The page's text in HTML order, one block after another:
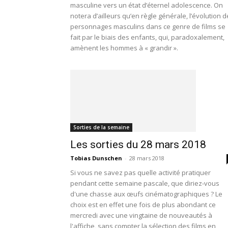
masculine vers un état d’éternel adolescence. On
notera d’ailleurs qu’en règle générale, l’évolution
personnages masculins dans ce genre de films se
fait par le biais des enfants, qui, paradoxalement,
amènent les hommes à « grandir ».
Sorties de la semaine
Les sorties du 28 mars 2018
Tobias Dunschen - 28 mars 2018
Si vous ne savez pas quelle activité pratiquer
pendant cette semaine pascale, que diriez-vous
d'une chasse aux œufs cinématographiques ? Le
choix est en effet une fois de plus abondant ce
mercredi avec une vingtaine de nouveautés à
l'affiche, sans compter la sélection des films en